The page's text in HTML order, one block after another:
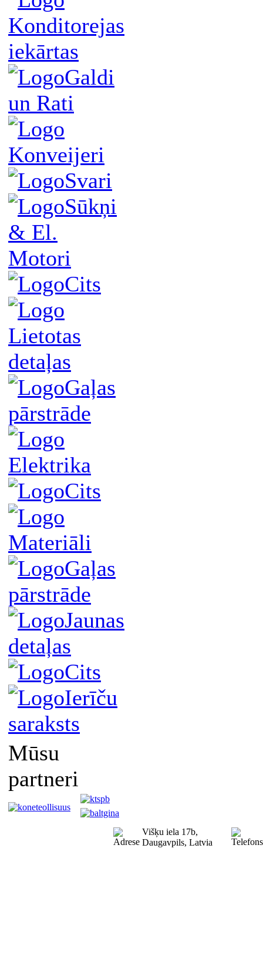
Konditorejas
iekārtas
Galdi
un Rati
Konveijeri
Svari
Sūkņi
& El.
Motori
Cits
Lietotas
detaļas
Gaļas
pārstrāde
Elektrika
Cits
Materiāli
Gaļas
pārstrāde
Jaunas
detaļas
Cits
Ierīču
saraksts
Mūsu
partneri
Višķu iela 17b,
Daugavpils, Latvia